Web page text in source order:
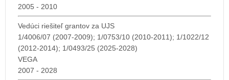
2005 - 2010
Vedúci riešiteľ grantov za UJS
1/4006/07 (2007-2009); 1/0753/10 (2010-2011); 1/1022/12
(2012-2014); 1/0493/25 (2025-2028)
VEGA
2007 - 2028